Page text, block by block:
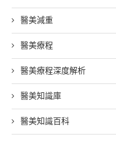
醫美減重
醫美療程
醫美療程深度解析
醫美知識庫
醫美知識百科